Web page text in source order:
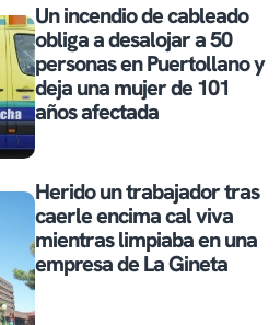
Un incendio de cableado
obliga a desalojar a 50
personas en Puertollano y
deja una mujer de 101
años afectada
Herido un trabajador tras
caerle encima cal viva
mientras limpiaba en una
empresa de La Gineta